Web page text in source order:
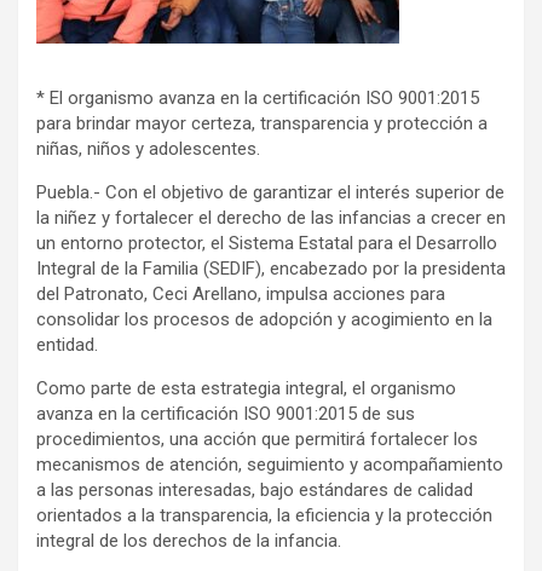
* El organismo avanza en la certificación ISO 9001:2015
para brindar mayor certeza, transparencia y protección a
niñas, niños y adolescentes.
Puebla.- Con el objetivo de garantizar el interés superior de
la niñez y fortalecer el derecho de las infancias a crecer en
un entorno protector, el Sistema Estatal para el Desarrollo
Integral de la Familia (SEDIF), encabezado por la presidenta
del Patronato, Ceci Arellano, impulsa acciones para
consolidar los procesos de adopción y acogimiento en la
entidad.
Como parte de esta estrategia integral, el organismo
avanza en la certificación ISO 9001:2015 de sus
procedimientos, una acción que permitirá fortalecer los
mecanismos de atención, seguimiento y acompañamiento
a las personas interesadas, bajo estándares de calidad
orientados a la transparencia, la eficiencia y la protección
integral de los derechos de la infancia.